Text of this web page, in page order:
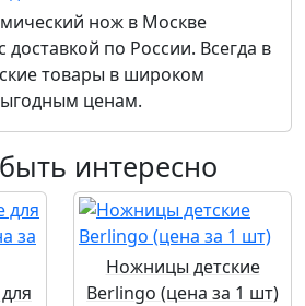
нож в Москве
по России. Всегда в
товары в широком
ценам.
интересно
Ножницы детские
Berlingo (цена за 1 шт)